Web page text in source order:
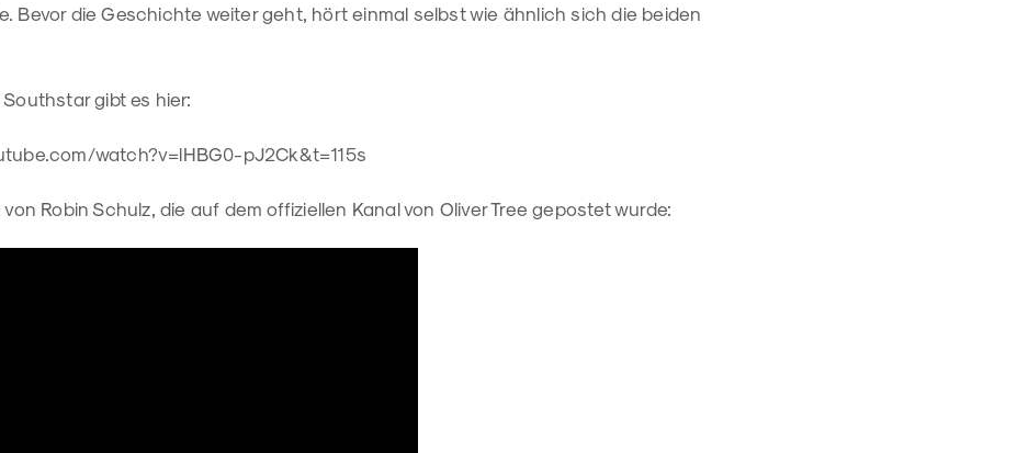
Bevor die Geschichte weiter geht, hört einmal selbst wie ähnlich sich die beiden
Southstar gibt es hier:
watch?v=lHBG0-pJ2Ck&t=115s
von Robin Schulz, die auf dem offiziellen Kanal von Oliver Tree gepostet wurde: